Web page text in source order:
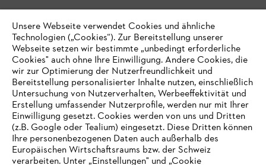
Unsere Webseite verwendet Cookies und ähnliche
Technologien („Cookies“). Zur Bereitstellung unserer
Webseite setzen wir bestimmte „unbedingt erforderliche
Cookies" auch ohne Ihre Einwilligung. Andere Cookies, die
wir zur Optimierung der Nutzerfreundlichkeit und
Bereitstellung personalisierter Inhalte nutzen, einschließlich
Untersuchung von Nutzerverhalten, Werbeeffektivität und
Erstellung umfassender Nutzerprofile, werden nur mit Ihrer
Einwilligung gesetzt. Cookies werden von uns und Dritten
(z.B. Google oder Tealium) eingesetzt. Diese Dritten können
Ihre personenbezogenen Daten auch außerhalb des
Europäischen Wirtschaftsraums bzw. der Schweiz
verarbeiten. Unter „Einstellungen" und „Cookie